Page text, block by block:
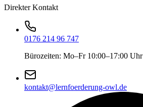
Direkter Kontakt
0176 214 96 747
Bürozeiten: Mo–Fr 10:00–17:00 Uhr
kontakt@lernfoerderung-owl.de